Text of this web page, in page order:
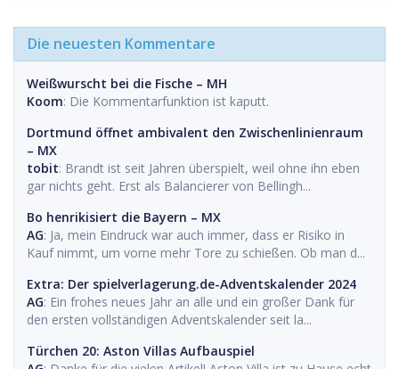
Die neuesten Kommentare
Weißwurscht bei die Fische – MH
Koom: Die Kommentarfunktion ist kaputt.
Dortmund öffnet ambivalent den Zwischenlinienraum
– MX
tobit: Brandt ist seit Jahren überspielt, weil ohne ihn eben
gar nichts geht. Erst als Balancierer von Bellingh...
Bo henrikisiert die Bayern – MX
AG: Ja, mein Eindruck war auch immer, dass er Risiko in
Kauf nimmt, um vorne mehr Tore zu schießen. Ob man d...
Extra: Der spielverlagerung.de-Adventskalender 2024
AG: Ein frohes neues Jahr an alle und ein großer Dank für
den ersten vollständigen Adventskalender seit la...
Türchen 20: Aston Villas Aufbauspiel